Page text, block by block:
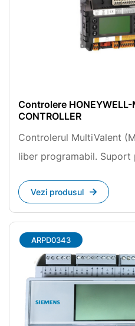
Controlere
CONTROLLER
Controlerul MultiValent
liber programabil. Suport
Vezi produsul
ARPD0343